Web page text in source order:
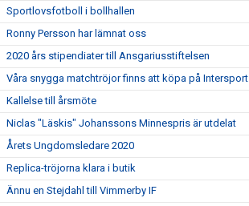
Sportlovsfotboll i bollhallen
Ronny Persson har lämnat oss
2020 års stipendiater till Ansgariusstiftelsen
Våra snygga matchtröjor finns att köpa på Intersport
Kallelse till årsmöte
Niclas "Läskis" Johanssons Minnespris är utdelat
Årets Ungdomsledare 2020
Replica-tröjorna klara i butik
Ännu en Stejdahl till Vimmerby IF